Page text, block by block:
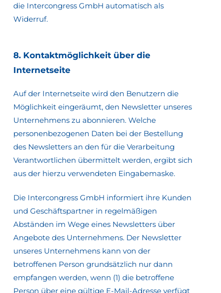
die Intercongress GmbH automatisch als
Widerruf.
8. Kontaktmöglichkeit über die
Internetseite
Auf der Internetseite wird den Benutzern die
Möglichkeit eingeräumt, den Newsletter unseres
Unternehmens zu abonnieren. Welche
personenbezogenen Daten bei der Bestellung
des Newsletters an den für die Verarbeitung
Verantwortlichen übermittelt werden, ergibt sich
aus der hierzu verwendeten Eingabemaske.
Die Intercongress GmbH informiert ihre Kunden
und Geschäftspartner in regelmäßigen
Abständen im Wege eines Newsletters über
Angebote des Unternehmens. Der Newsletter
unseres Unternehmens kann von der
betroffenen Person grundsätzlich nur dann
empfangen werden, wenn (1) die betroffene
Person über eine gültige E-Mail-Adresse verfügt